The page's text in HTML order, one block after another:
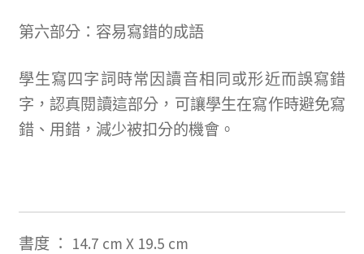
第六部分：容易寫錯的成語
學生寫四字詞時常因讀音相同或形近而誤寫錯
字，認真閱讀這部分，可讓學生在寫作時避免寫
錯、用錯，減少被扣分的機會。
書度 ： 14.7 cm X 19.5 cm